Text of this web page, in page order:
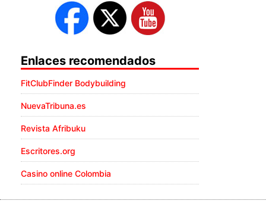
Enlaces recomendados
FitClubFinder Bodybuilding
NuevaTribuna.es
Revista Afribuku
Escritores.org
Casino online Colombia